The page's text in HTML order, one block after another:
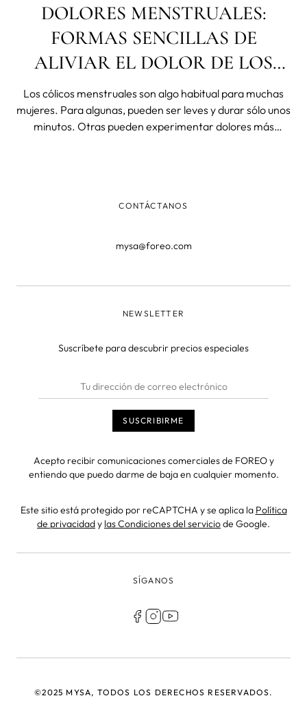
DOLORES MENSTRUALES:
FORMAS SENCILLAS DE
ALIVIAR EL DOLOR DE LOS
CÓLICOS
Los cólicos menstruales son algo habitual para muchas
mujeres. Para algunas, pueden ser leves y durar sólo unos
minutos. Otras pueden experimentar dolores más
CONTÁCTANOS
mysa@foreo.com
NEWSLETTER
Suscríbete para descubrir precios especiales
Acepto recibir comunicaciones comerciales de FOREO y
entiendo que puedo darme de baja en cualquier momento.
Este sitio está protegido por reCAPTCHA y se aplica la Política
de privacidady las Condiciones del serviciode Google.
SÍGANOS
©2025 MYSA, TODOS LOS DERECHOS RESERVADOS.